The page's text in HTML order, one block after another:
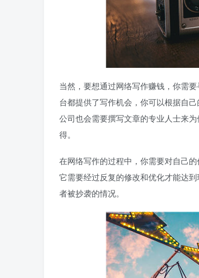
当然，要想通过网络写作赚钱，你需
台都提供了写作机会，你可以根据自
公司也会需要撰写文章的专业人士来
得。
在网络写作的过程中，你需要对自己
它需要经过反复的修改和优化才能达
者被抄袭的情况。